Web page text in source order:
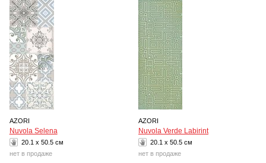
AZORI
Nuvola Selena
20.1 x 50.5 см
нет в продаже
AZORI
Nuvola Verde Labirint
20.1 x 50.5 см
нет в продаже